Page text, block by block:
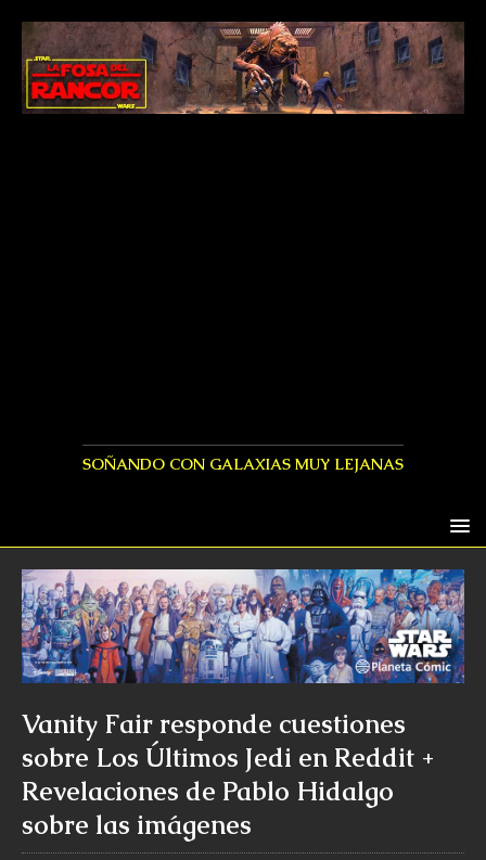
SOÑANDO CON GALAXIAS MUY LEJANAS
Vanity Fair responde cuestiones
sobre Los Últimos Jedi en Reddit +
Revelaciones de Pablo Hidalgo
sobre las imágenes